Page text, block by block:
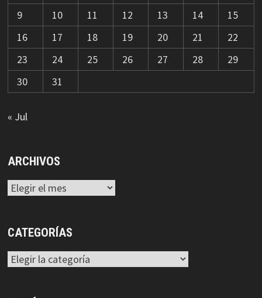
9
10 11 12 13 14
15
16
17 18 19 20 21
22
23
24 25 26 27 28
29
30
31
« Jul
ARCHIVOS
Archivos
CATEGORÍAS
Categorías